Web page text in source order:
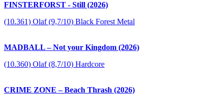
FINSTERFORST - Still (2026)
(10.361) Olaf (9,7/10) Black Forest Metal
MADBALL – Not your Kingdom (2026)
(10.360) Olaf (8,7/10) Hardcore
CRIME ZONE – Beach Thrash (2026)